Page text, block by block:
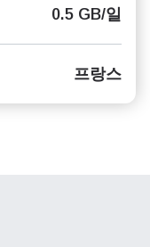
0.5 GB/일
프랑스